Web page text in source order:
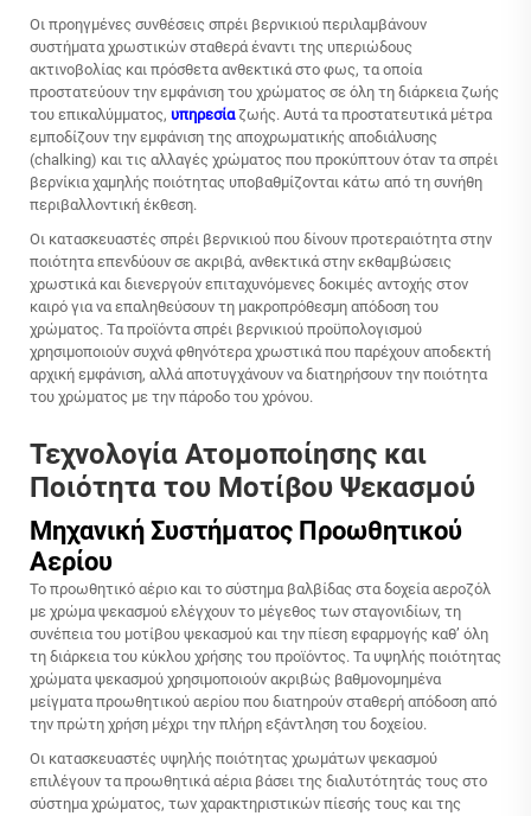
Οι προηγμένες συνθέσεις σπρέι βερνικιού περιλαμβάνουν
συστήματα χρωστικών σταθερά έναντι της υπεριώδους
ακτινοβολίας και πρόσθετα ανθεκτικά στο φως, τα οποία
προστατεύουν την εμφάνιση του χρώματος σε όλη τη διάρκεια ζωής
του επικαλύμματος, υπηρεσίαζωής. Αυτά τα προστατευτικά μέτρα
εμποδίζουν την εμφάνιση της αποχρωματικής αποδιάλυσης
(chalking) και τις αλλαγές χρώματος που προκύπτουν όταν τα σπρέι
βερνίκια χαμηλής ποιότητας υποβαθμίζονται κάτω από τη συνήθη
περιβαλλοντική έκθεση.
Οι κατασκευαστές σπρέι βερνικιού που δίνουν προτεραιότητα στην
ποιότητα επενδύουν σε ακριβά, ανθεκτικά στην εκθαμβώσεις
χρωστικά και διενεργούν επιταχυνόμενες δοκιμές αντοχής στον
καιρό για να επαληθεύσουν τη μακροπρόθεσμη απόδοση του
χρώματος. Τα προϊόντα σπρέι βερνικιού προϋπολογισμού
χρησιμοποιούν συχνά φθηνότερα χρωστικά που παρέχουν αποδεκτή
αρχική εμφάνιση, αλλά αποτυγχάνουν να διατηρήσουν την ποιότητα
του χρώματος με την πάροδο του χρόνου.
Τεχνολογία Ατομοποίησης και
Ποιότητα του Μοτίβου Ψεκασμού
Μηχανική Συστήματος Προωθητικού
Αερίου
Το προωθητικό αέριο και το σύστημα βαλβίδας στα δοχεία αεροζόλ
με χρώμα ψεκασμού ελέγχουν το μέγεθος των σταγονιδίων, τη
συνέπεια του μοτίβου ψεκασμού και την πίεση εφαρμογής καθ’ όλη
τη διάρκεια του κύκλου χρήσης του προϊόντος. Τα υψηλής ποιότητας
χρώματα ψεκασμού χρησιμοποιούν ακριβώς βαθμονομημένα
μείγματα προωθητικού αερίου που διατηρούν σταθερή απόδοση από
την πρώτη χρήση μέχρι την πλήρη εξάντληση του δοχείου.
Οι κατασκευαστές υψηλής ποιότητας χρωμάτων ψεκασμού
επιλέγουν τα προωθητικά αέρια βάσει της διαλυτότητάς τους στο
σύστημα χρώματος, των χαρακτηριστικών πίεσής τους και της